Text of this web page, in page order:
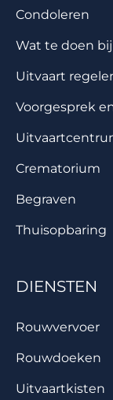
Condoleren
Wat te doen
Uitvaart
Voorgesprek
Crematorium
Begraven
Thuisopbaring
DIENSTEN
Rouwvervoer
Rouwdoeken
Uitvaartkisten